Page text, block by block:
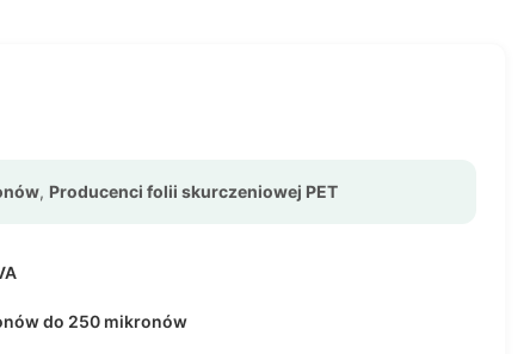
, Producenci folii skurczeniowej PET
do 250 mikronów